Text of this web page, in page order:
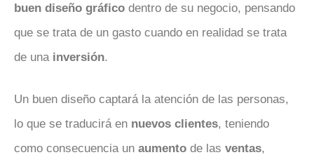
buen diseño gráfico dentro de su negocio, pensando
que se trata de un gasto cuando en realidad se trata
de una inversión.
Un buen diseño captará la atención de las personas,
lo que se traducirá en nuevos clientes, teniendo
como consecuencia un aumento de las ventas,